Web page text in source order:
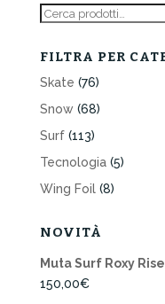
Cerca:
FILTRA PER
Skate (76)
Snow (68)
Surf (113)
Tecnologia (5)
Wing Foil (8)
NOVITÀ
Muta Surf Roxy
150,00€